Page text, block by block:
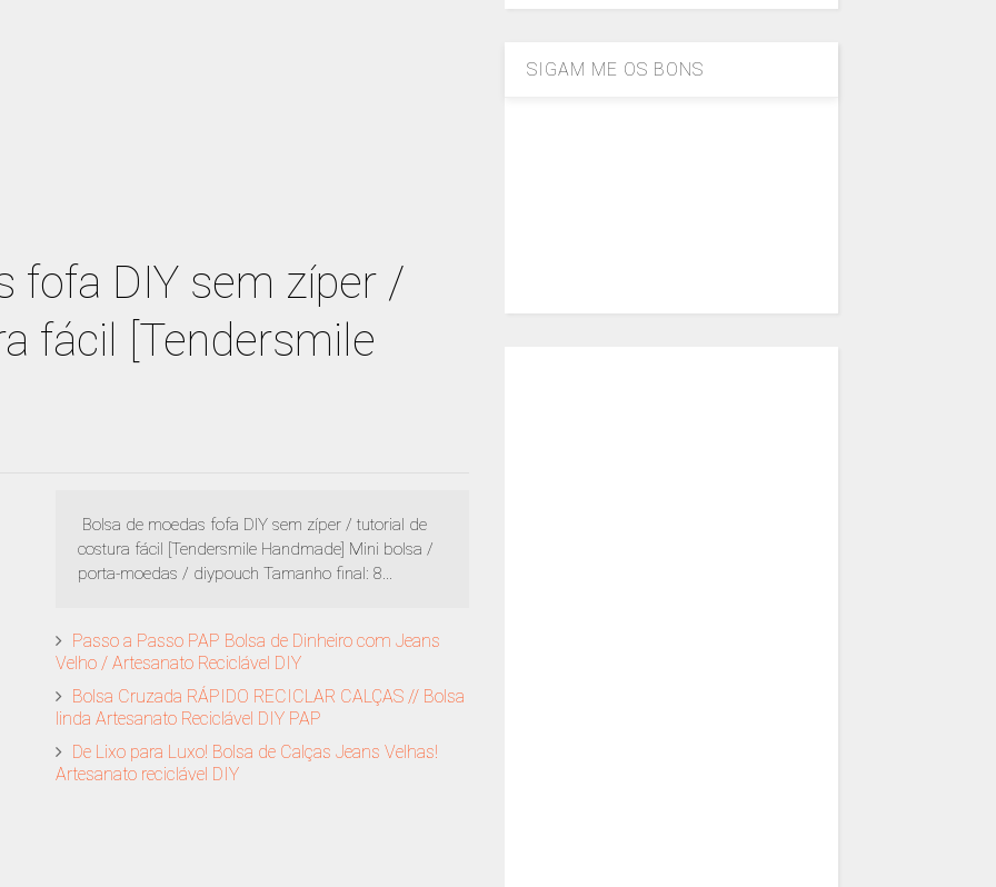
fofa DIY sem zíper /
fácil [Tendersmile
Bolsa de moedas fofa DIY sem zíper / tutorial de
costura fácil [Tendersmile Handmade] Mini bolsa /
porta-moedas / diypouch Tamanho final: 8...
Passo a Passo PAP Bolsa de Dinheiro com Jeans
Velho / Artesanato Reciclável DIY
Bolsa Cruzada RÁPIDO RECICLAR CALÇAS // Bolsa
linda Artesanato Reciclável DIY PAP
De Lixo para Luxo! Bolsa de Calças Jeans Velhas!
Artesanato reciclável DIY
SIGAM ME OS BONS